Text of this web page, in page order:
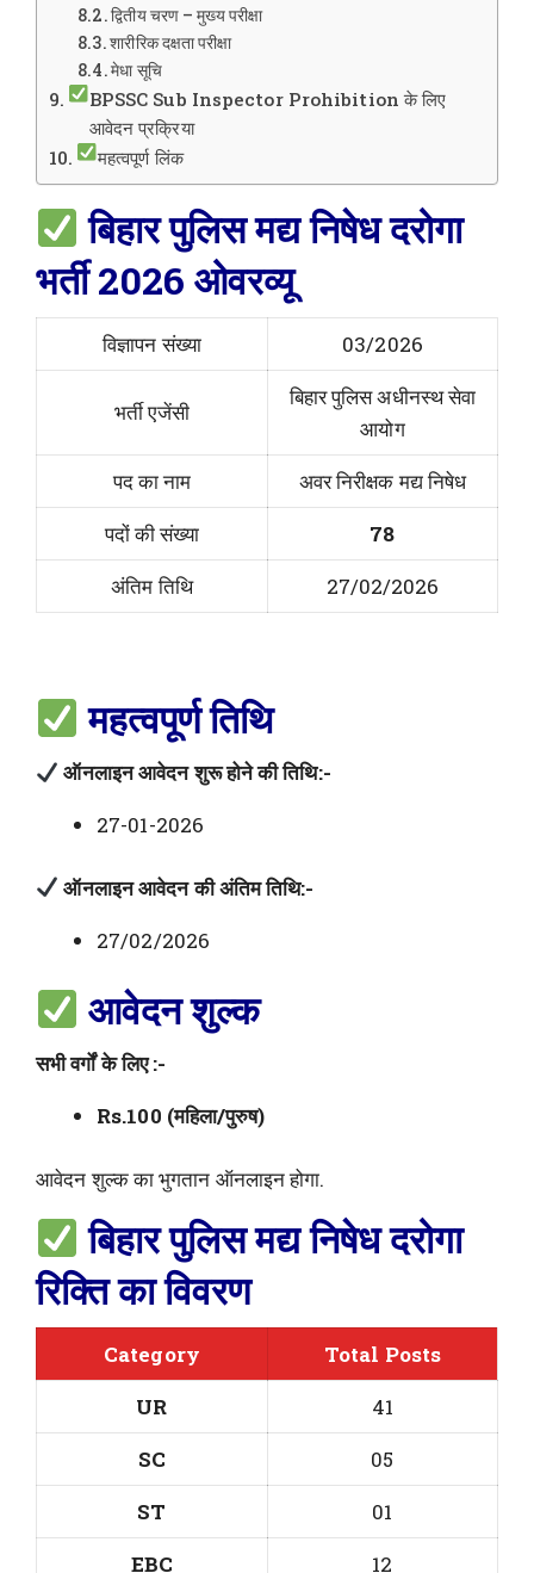
द्वितीय चरण – मुख्य परीक्षा
शारीरिक दक्षता परीक्षा
मेधा सूचि
BPSSC Sub Inspector Prohibition के लिए
आवेदन प्रक्रिया
महत्वपूर्ण लिंक
बिहार पुलिस मद्य निषेध दरोगा
भर्ती 2026 ओवरव्यू
विज्ञापन संख्या 03/2026
भर्ती एजेंसी
बिहार पुलिस अधीनस्थ सेवा
आयोग
पद का नाम
अवर निरीक्षक मद्य निषेध
पदों की संख्या
78
अंतिम तिथि
27/02/2026
महत्वपूर्ण तिथि
ऑनलाइन आवेदन शुरू होने की तिथि:-
27-01-2026
ऑनलाइन आवेदन की अंतिम तिथि:-
27/02/2026
आवेदन शुल्क
सभी वर्गों के लिए :-
Rs.100 (महिला/पुरुष)
आवेदन शुल्क का भुगतान ऑनलाइन होगा.
बिहार पुलिस मद्य निषेध दरोगा
रिक्ति का विवरण
Category
Total Posts
UR
41
SC
05
ST
01
EBC
12